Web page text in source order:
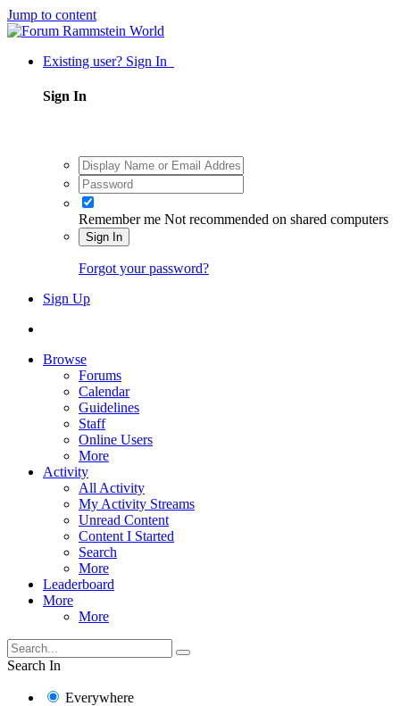
Jump to content
Existing user? Sign In
Sign In
Remember me Not recommended on shared computers
Sign In
Forgot your password?
Sign Up
Browse
Forums
Calendar
Guidelines
Staff
Online Users
More
Activity
All Activity
My Activity Streams
Unread Content
Content I Started
Search
More
Leaderboard
More
More
Search In
Everywhere